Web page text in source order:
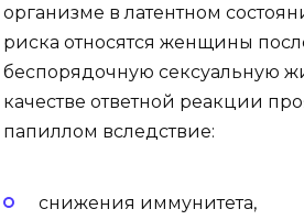
организме в латентном
риска относятся женщины
беспорядочную сексуальную
качестве ответной реакции
папиллом вследствие:
снижения иммунитета,